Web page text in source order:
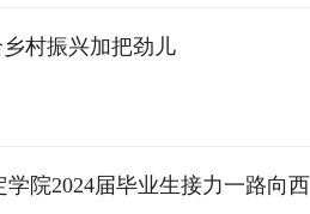
村振兴加把劲儿
院2024届毕业生接力一路向西